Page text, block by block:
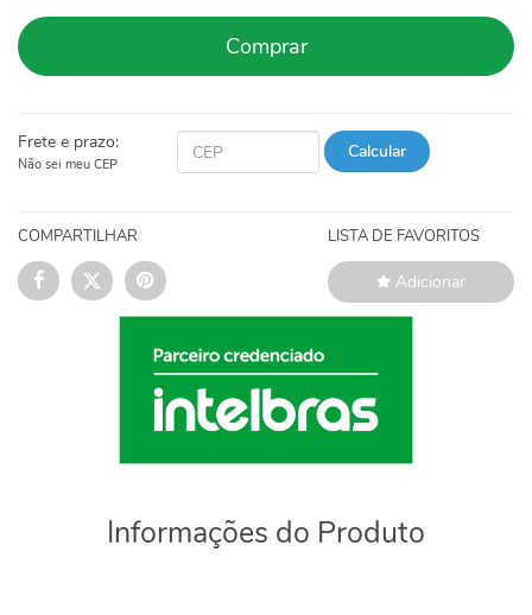
Comprar
Frete e prazo:
Não sei meu CEP
Calcular
COMPARTILHAR LISTA DE FAVORITOS
Adicionar
Informações do Produto